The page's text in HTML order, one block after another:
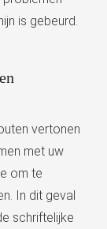
is gebeurd.
vertonen
met uw
om te
In dit geval
schriftelijke